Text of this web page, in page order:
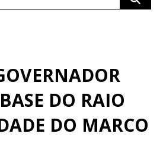
DO RAIO
DO MARCO